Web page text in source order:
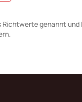
Richtwerte genannt und